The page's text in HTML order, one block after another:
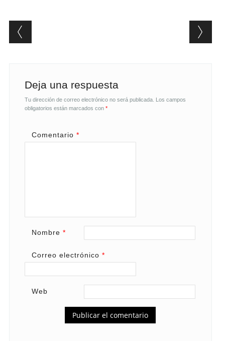
Post navigation
Deja una respuesta
Tu dirección de correo electrónico no será publicada. Los campos
obligatorios están marcados con *
Comentario *
Nombre *
Correo electrónico *
Web